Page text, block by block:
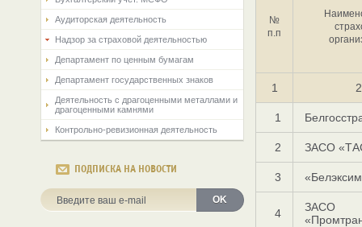
Аудиторская деятельность
Надзор за страховой деятельностью
Департамент по ценным бумагам
Департамент государственных знаков
Деятельность с драгоценными металлами и
драгоценными камнями
Контрольно-ревизионная деятельность
ПОДПИСКА НА НОВОСТИ
OK
№
п.п
1 2
1
2 ЗАСО
3
4
ЗАСО